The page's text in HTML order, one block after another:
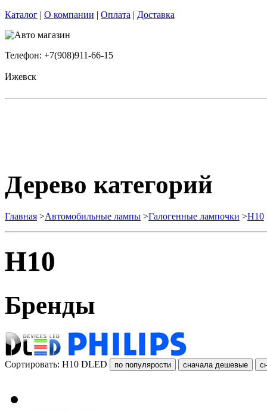
Каталог | О компании | Оплата | Доставка
Телефон: +7(908)911-66-15
Ижевск
Дерево категорий
Главная >Автомобильные лампы >Галогенные лампочки >H10
H10
Бренды
Сортировать: H10 DLED